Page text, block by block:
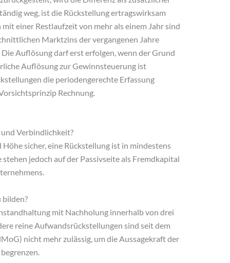
weg, ist die Rückstellung ertragswirksam
einer Restlaufzeit von mehr als einem Jahr sind
Marktzins der vergangenen Jahre
Auflösung darf erst erfolgen, wenn der Grund
Auflösung zur Gewinnsteuerung ist
die periodengerechte Erfassung
Rechnung.
Verbindlichkeit?
sicher, eine Rückstellung ist in mindestens
jedoch auf der Passivseite als Fremdkapital
bilden?
mit Nachholung innerhalb von drei
reine Aufwandsrückstellungen sind seit dem
nicht mehr zulässig, um die Aussagekraft der